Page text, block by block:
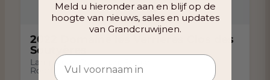
2022 Domaine les Verrieres Clos des
Soutyères
Languedoc-Rousillon
Rood
Meld u hieronder aan en blijf op de
hoogte van nieuws, sales en updates
van Grandcruwijnen.